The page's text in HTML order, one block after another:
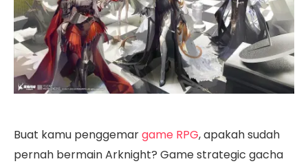
Buat kamu penggemargame RPG, apakah sudah
pernah bermain Arknight? Game strategic gacha